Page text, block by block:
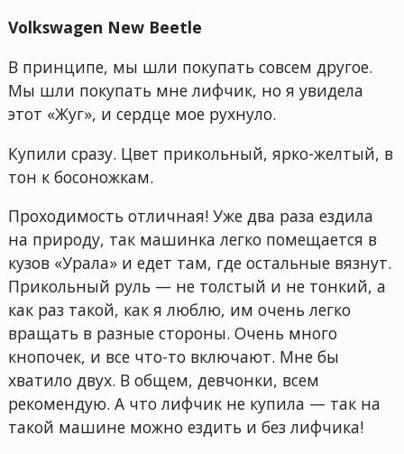
Volkswagen New Beetle
В принципе, мы шли покупать совсем другое.
Мы шли покупать мне лифчик, но я увидела
этот «Жуг», и сердце мое рухнуло.
Купили сразу. Цвет прикольный, ярко-желтый, в
тон к босоножкам.
Проходимость отличная! Уже два раза ездила
на природу, так машинка легко помещается в
кузов «Урала» и едет там, где остальные вязнут.
Прикольный руль — не толстый и не тонкий, а
как раз такой, как я люблю, им очень легко
вращать в разные стороны. Очень много
кнопочек, и все что-то включают. Мне бы
хватило двух. В общем, девчонки, всем
рекомендую. А что лифчик не купила — так на
такой машине можно ездить и без лифчика!